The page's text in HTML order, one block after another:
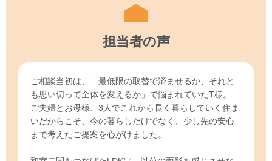
担当者の声
ご相談当初は、「最低限の取替で済ませるか、それと
も思い切って全体を変えるか」で悩まれていたT様。
ご夫婦とお母様、3人でこれから長く暮らしていく住ま
いだからこそ、今の暮らしだけでなく、少し先の安心
まで考えたご提案を心がけました。